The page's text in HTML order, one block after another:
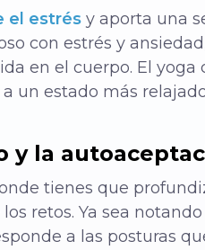
el estrés y aporta una
con estrés y
en el cuerpo. El
un estado más
y la
tienes que
retos. Ya sea
a las posturas